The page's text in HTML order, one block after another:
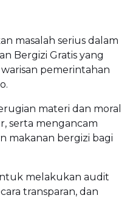
masalah serius dalam
Bergizi Gratis yang
pemerintahan
materi dan moral
serta mengancam
makanan bergizi bagi
melakukan audit
transparan, dan